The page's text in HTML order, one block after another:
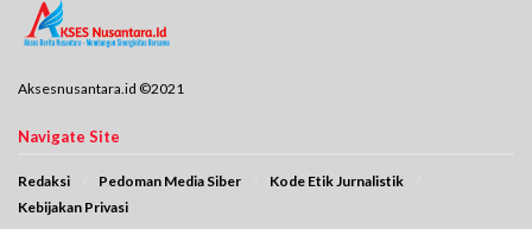
Aksesnusantara.id ©2021
Navigate Site
Redaksi Pedoman Media Siber
Kode Etik Jurnalistik
Kebijakan Privasi